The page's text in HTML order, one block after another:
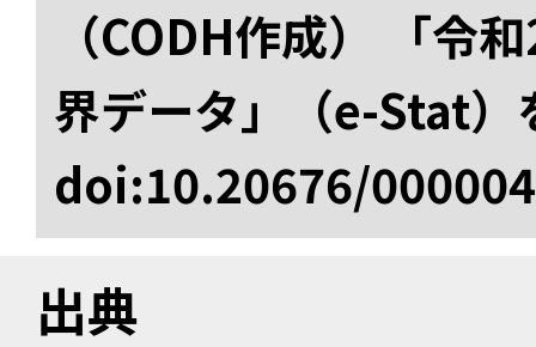
（CODH作成） 「令
界データ」（e-Stat）
doi:10.20676/
出典